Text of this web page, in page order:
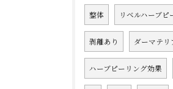
整体 リベルハーブピ
剥離あり ダーマテリ
ハーブピーリング効果